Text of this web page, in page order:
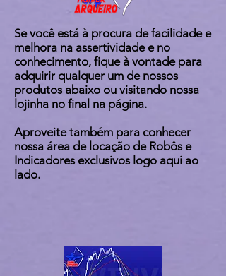
Se você está à procura de facilidade e
melhora na assertividade e no
conhecimento, fique à vontade para
adquirir qualquer um de nossos
produtos abaixo ou visitando nossa
lojinha no final na página.
Aproveite também para conhecer
nossa área de locação de Robôs e
Indicadores exclusivos logo aqui ao
lado.